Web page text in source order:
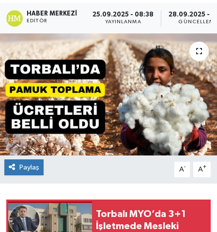
HABER MERKEZI
EDITÖR
25.09.2025 - 08:38
YAYINLANMA
28.09.2025 -
Paylaş A- A+
Torbalı MYO’da 3+1
İşletmede Mesleki
Son Dakika Haberleri
Haber Arşivi